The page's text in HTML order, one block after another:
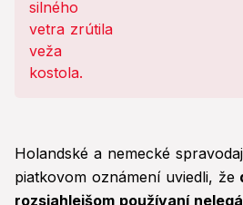
Holandské a nemecké
piatkovom oznámení uviedli, že
rozsiahlejšom používaní